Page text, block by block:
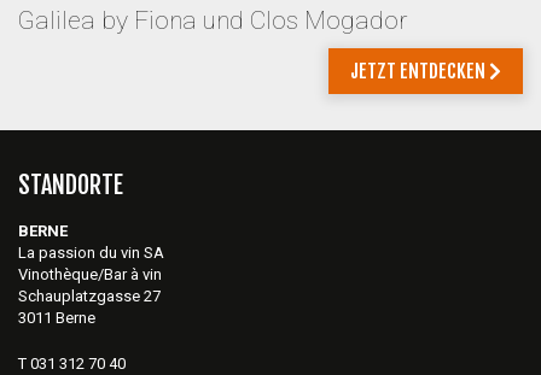
Galilea by Fiona und Clos Mogador
JETZT ENTDECKEN
STANDORTE
BERNE
La passion du vin SA
Vinothèque/Bar à vin
Schauplatzgasse 27
3011 Berne
T 031 312 70 40